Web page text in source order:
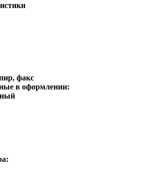
факс
в оформлении: